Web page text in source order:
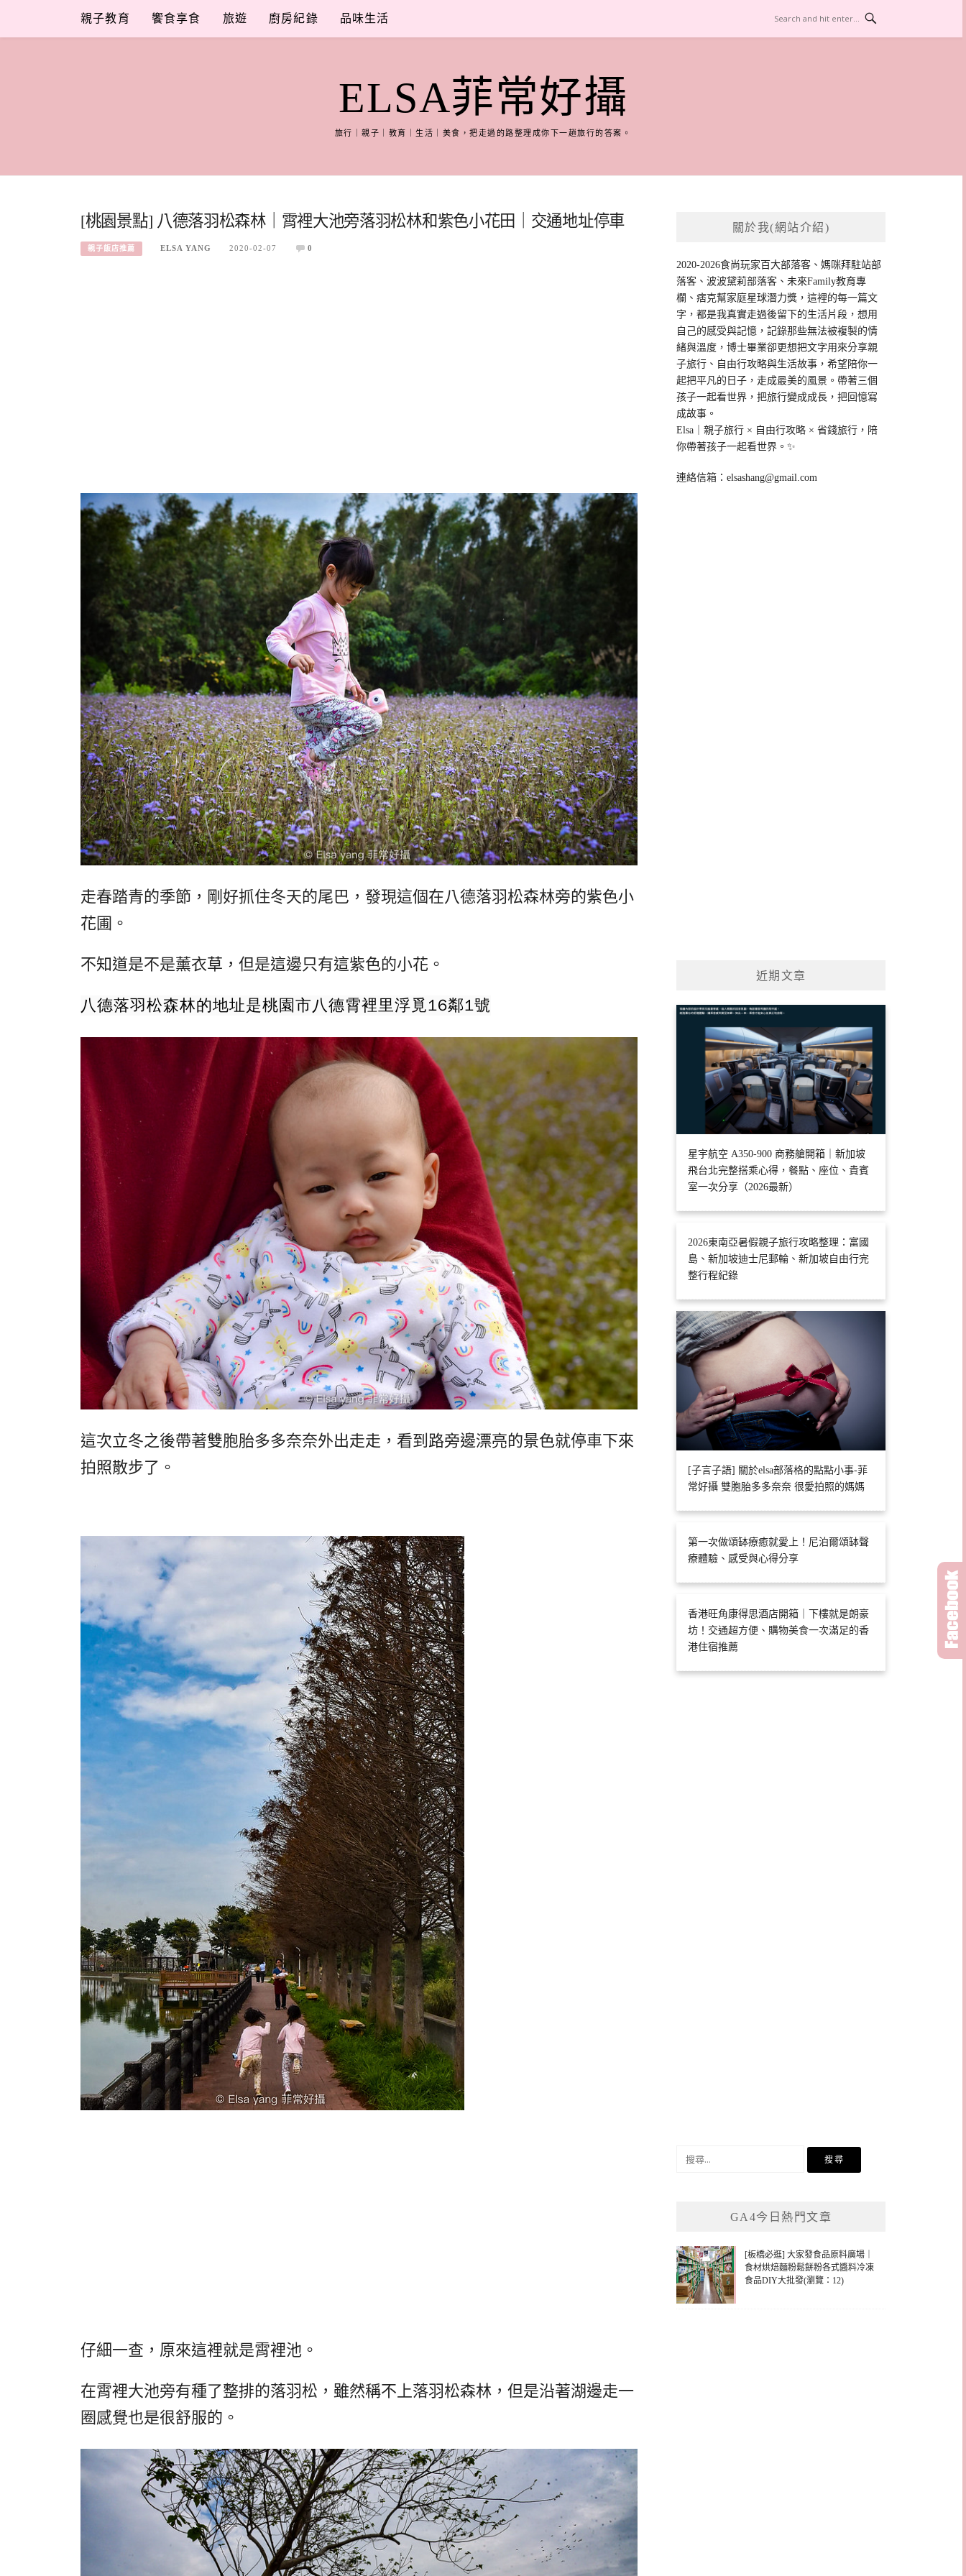
content
親子教育 饗食享食 旅遊 廚房紀錄 品味生活
ELSA菲常好攝
旅行｜親子｜教育｜生活｜美食，把走過的路整理成你下一趟旅行的答案。
[桃園景點] 八德落羽松森林｜霄裡大池旁落羽松林和紫色小花田｜交通地址停車
親子飯店推薦 ELSA YANG 2020-02-07 0
走春踏青的季節，剛好抓住冬天的尾巴，發現這個在八德落羽松森林旁的紫色小
花圃。
不知道是不是薰衣草，但是這邊只有這紫色的小花。
八德落羽松森林的地址是桃園市八德霄裡里浮覓16鄰1號
這次立冬之後帶著雙胞胎多多奈奈外出走走，看到路旁邊漂亮的景色就停車下來
拍照散步了。
仔細一查，原來這裡就是霄裡池。
在霄裡大池旁有種了整排的落羽松，雖然稱不上落羽松森林，但是沿著湖邊走一
圈感覺也是很舒服的。
關於我(網站介紹)
2020-2026食尚玩家百大部落客、媽咪拜駐站部
落客、波波黛莉部落客、未來Family教育專
欄、痞克幫家庭星球潛力獎，這裡的每一篇文
字，都是我真實走過後留下的生活片段，想用
自己的感受與記憶，記錄那些無法被複製的情
緒與溫度，博士畢業卻更想把文字用來分享親
子旅行、自由行攻略與生活故事，希望陪你一
起把平凡的日子，走成最美的風景。帶著三個
孩子一起看世界，把旅行變成成長，把回憶寫
成故事。
Elsa｜親子旅行 × 自由行攻略 × 省錢旅行，陪
你帶著孩子一起看世界。✨
連絡信箱：elsashang@gmail.com
近期文章
星宇航空 A350-900 商務艙開箱｜新加坡
飛台北完整搭乘心得，餐點、座位、貴賓
室一次分享（2026最新）
2026東南亞暑假親子旅行攻略整理：富國
島、新加坡迪士尼郵輪、新加坡自由行完
整行程紀錄
[子言子語] 關於elsa部落格的點點小事-菲
常好攝 雙胞胎多多奈奈 很愛拍照的媽媽
第一次做頌缽療癒就愛上！尼泊爾頌缽聲
療體驗、感受與心得分享
香港旺角康得思酒店開箱｜下樓就是朗豪
坊！交通超方便、購物美食一次滿足的香
港住宿推薦
GA4今日熱門文章
[板橋必逛] 大家發食品原料廣場｜
食材烘焙麵粉鬆餅粉各式醬料冷凍
食品DIY大批發(瀏覽：12)